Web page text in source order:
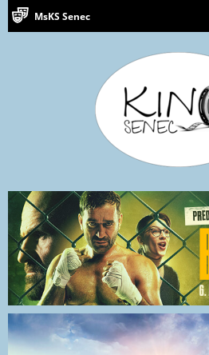
MsKS Senec